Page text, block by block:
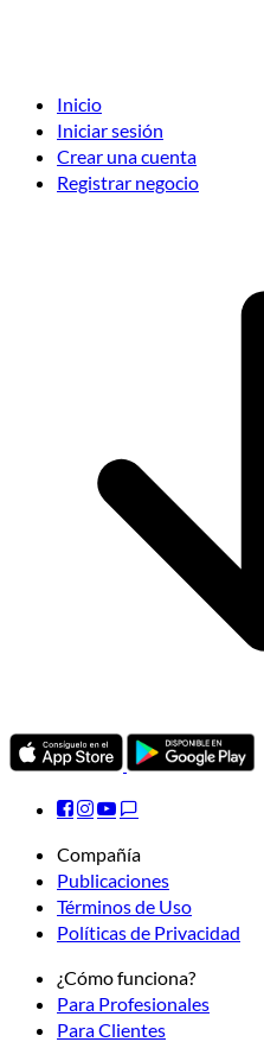
Inicio
Iniciar sesión
Crear una cuenta
Registrar negocio
Compañía
Publicaciones
Términos de Uso
Políticas de Privacidad
¿Cómo funciona?
Para Profesionales
Para Clientes